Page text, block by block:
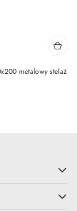
metalowy stelaż